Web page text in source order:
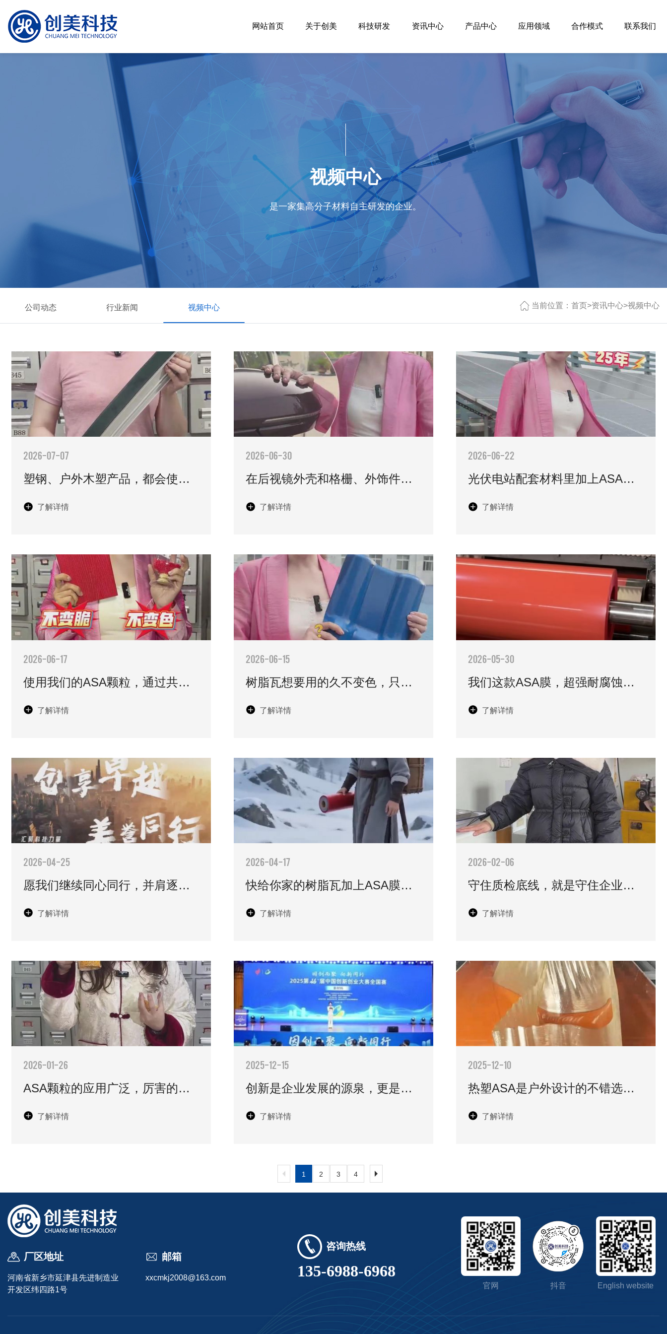
网站首页 关于创美 科技研发 资讯中心 产品中心 应用领域 合作模式 联系我们
视频中心
是一家集高分子材料自主研发的企业。
公司动态 行业新闻 视频中心 当前位置： 首页>资讯中心>视频中心
2026-07-07
塑钢、户外木塑产品，都会使用
了解详情
2026-06-30
在后视镜外壳和格栅、外饰件里
化，而且抗冲击不变形、久用不
了解详情
2026-06-22
光伏电站配套材料里加上ASA颗
候抗腐、抗紫外线、长期户外不
了解详情
2026-06-17
使用我们的ASA颗粒，通过共挤
户外地板持久耐用，用上十年八
变色！
了解详情
2026-06-15
树脂瓦想要用的久不变色，只要
了解详情
2026-05-30
我们这款ASA膜，超强耐腐蚀，
了解详情
2026-04-25
愿我们继续同心同行，并肩逐
了解详情
2026-04-17
快给你家的树脂瓦加上ASA膜
你！
了解详情
2026-02-06
守住质检底线，就是守住企业口
经得起市场和客户的双重检验！
了解详情
2026-01-26
ASA颗粒的应用广泛，厉害的本
用的户外家具到工业上的电子外
了解详情
2025-12-15
创新是企业发展的源泉，更是民
技入围第十四届中国创新创业大
了解详情
2025-12-10
热塑ASA是户外设计的不错选
出能晒太阳、不怕雨、不褪色的
了解详情
1 2 3 4
厂区地址
河南省新乡市延津县先进制造业
开发区纬四路1号
邮箱
xxcmkj2008@163.com
咨询热线
135-6988-6968
官网 抖音 English website